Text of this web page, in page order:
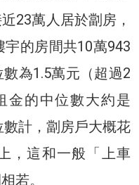
23萬人居於劏房，
的房間共10萬943
為1.5萬元（超過2
金的中位數大約是
計，劏房戶大概花
，這和一般「上車
若。